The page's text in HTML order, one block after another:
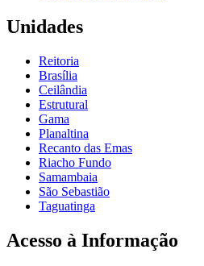
Unidades
Reitoria
Brasília
Ceilândia
Estrutural
Gama
Planaltina
Recanto das Emas
Riacho Fundo
Samambaia
São Sebastião
Taguatinga
Acesso à Informação